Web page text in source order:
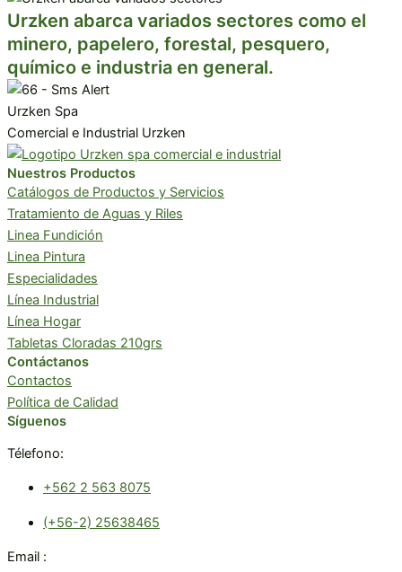
Urzken abarca variados sectores como el
minero, papelero, forestal, pesquero,
químico e industria en general.
Urzken Spa
Comercial e Industrial Urzken
Nuestros Productos
Catálogos de Productos y Servicios
Tratamiento de Aguas y Riles
Linea Fundición
Linea Pintura
Especialidades
Línea Industrial
Línea Hogar
Tabletas Cloradas 210grs
Contáctanos
Contactos
Política de Calidad
Síguenos
Télefono:
+562 2 563 8075
(+56-2) 25638465
Email :